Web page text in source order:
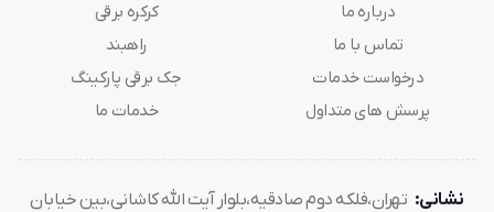
درباره ما
تماس با ما
درخواست خدمات
پرسش های متداول
کرکره برقی
راهبند
جک برقی پارکینگ
خدمات ما
نشانی: تهران،فلکه دوم صادقیه،بلوار آیت الله کاشانی،بین خیابان